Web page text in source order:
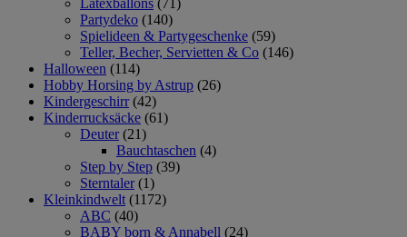
Latexballons (71)
Partydeko (140)
Spielideen & Partygeschenke (59)
Teller, Becher, Servietten & Co (146)
Halloween (114)
Hobby Horsing by Astrup (26)
Kindergeschirr (42)
Kinderrucksäcke (61)
Deuter (21)
Bauchtaschen (4)
Step by Step (39)
Sterntaler (1)
Kleinkindwelt (1172)
ABC (40)
BABY born & Annabell (24)